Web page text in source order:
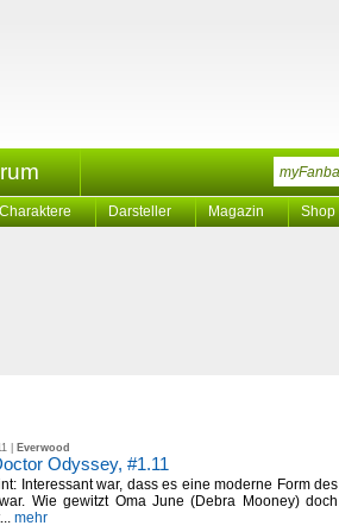
Charaktere Darsteller Magazin Shop
| Everwood
Odyssey, #1.11
Interessant war, dass es eine moderne Form des
Wie gewitzt Oma June (Debra Mooney) doch
mehr